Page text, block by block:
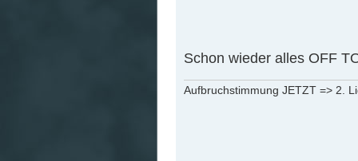
Schon wieder alles OFF
Aufbruchstimmung JETZT => 2.